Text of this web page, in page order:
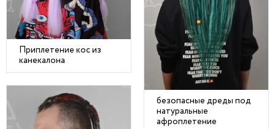
Приплетение кос из
канекалона
безопасные дреды под
натуральные
афроплетение